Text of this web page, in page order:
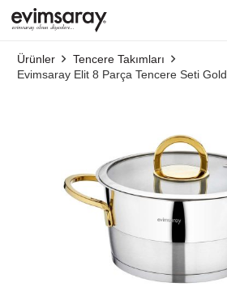
Ürünler
Tencere Takımları
Evimsaray Elit 8 Parça Tencere Seti Gold